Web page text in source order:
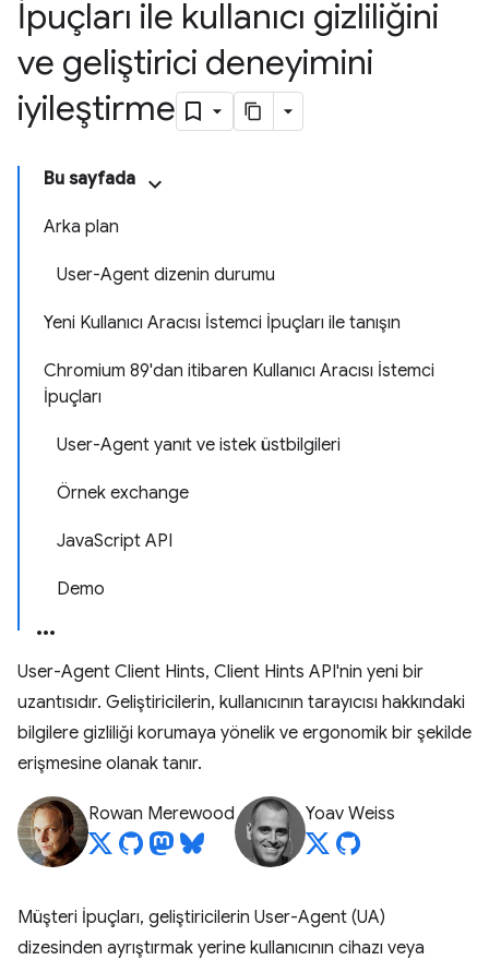
İpuçları ile kullanıcı gizliliğini
ve geliştirici deneyimini
iyileştirme
Bu sayfada
Arka plan
User-Agent dizenin durumu
Yeni Kullanıcı Aracısı İstemci İpuçları ile tanışın
Chromium 89'dan itibaren Kullanıcı Aracısı İstemci
İpuçları
User-Agent yanıt ve istek üstbilgileri
Örnek exchange
JavaScript API
Demo
User-Agent Client Hints, Client Hints API'nin yeni bir
uzantısıdır. Geliştiricilerin, kullanıcının tarayıcısı hakkındaki
bilgilere gizliliği korumaya yönelik ve ergonomik bir şekilde
erişmesine olanak tanır.
Rowan Merewood Yoav Weiss
Müşteri İpuçları, geliştiricilerin User-Agent (UA)
dizesinden ayrıştırmak yerine kullanıcının cihazı veya